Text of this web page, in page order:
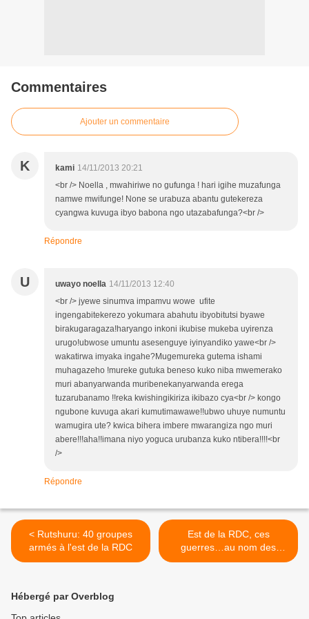
Commentaires
Ajouter un commentaire
K kami 14/11/2013 20:21
<br /> Noella , mwahiriwe no gufunga ! hari igihe muzafunga
namwe mwifunge! None se urabuza abantu gutekereza
cyangwa kuvuga ibyo babona ngo utazabafunga?<br />
Répondre
U uwayo noella 14/11/2013 12:40
<br /> jyewe sinumva impamvu wowe ufite
ingengabitekerezo yokumara abahutu ibyobitutsi byawe
birakugaragaza!haryango inkoni ikubise mukeba uyirenza
urugo!ubwose umuntu asesenguye iyinyandiko yawe<br />
wakatirwa imyaka ingahe?Mugemureka gutema ishami
muhagazeho !mureke gutuka beneso kuko niba mwemerako
muri abanyarwanda muribenekanyarwanda erega
tuzarubanamo !!reka kwishingikiriza ikibazo cya<br /> kongo
ngubone kuvuga akari kumutimawawe!!ubwo uhuye numuntu
wamugira ute? kwica bihera imbere mwarangiza ngo muri
abere!!!aha!!imana niyo yoguca urubanza kuko ntibera!!!!<br
/>
Répondre
< Rutshuru: 40 groupes
armés à l'est de la RDC
Est de la RDC, ces
guerres…au nom des
Tutsis!? >
Hébergé par Overblog